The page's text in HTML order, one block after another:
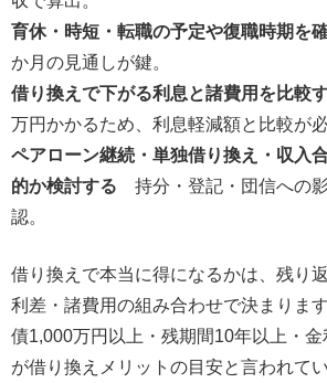
育休・時短・転職の予定や復職時期を
か月の見通しが鍵。
借り換えで下がる利息と諸費用を比較
万円かかるため、利息軽減額と比較が必
ペアローン継続・単独借り換え・収入
的か検討する 持分・登記・団信への
認。
借り換えで本当に得になるかは、残り
利差・諸費用の組み合わせで決まりま
債1,000万円以上・残期間10年以上・金
が借り換えメリットの目安と言われて